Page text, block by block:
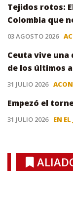
Tejidos rotos:
Colombia que
03 AGOSTO 2026
Ceuta vive
de los últimos
31 JULIO 2026
Empezó el
31 JULIO 2026 EN EL